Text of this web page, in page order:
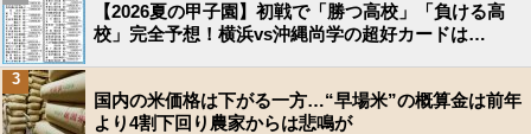
【2026夏の甲子園】初戦で「勝つ高校」「負ける高
校」完全予想！横浜vs沖縄尚学の超好カードは…
国内の米価格は下がる一方…“早場米”の概算金は前年
より4割下回り農家からは悲鳴が
3